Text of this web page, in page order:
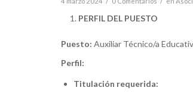
PERFIL DEL PUESTO
Puesto: Auxiliar Técnico/a
Perfil:
Titulación requerida: